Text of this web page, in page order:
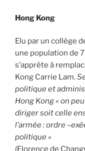
Hong Kong
Elu par un collège
une population de
s’apprête à
Kong Carrie Lam.
politique et
Hong Kong « on
diriger soit celle
l’armée : ordre
politique »
(Florence de